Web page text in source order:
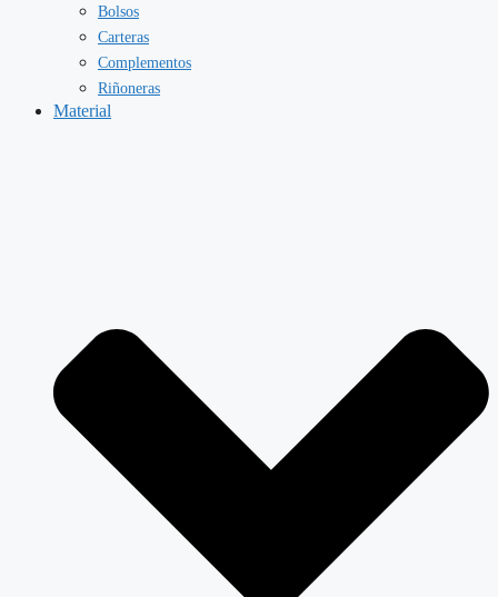
Bolsos
Carteras
Complementos
Riñoneras
Material